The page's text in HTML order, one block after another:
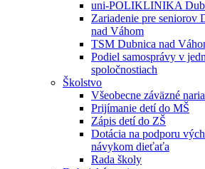
uni-POLIKLINIKA
Zariadenie pre seniorov
nad Váhom
TSM Dubnica nad
Podiel samosprávy v
spoločnostiach
Školstvo
Všeobecne záväzné
Prijímanie detí do MŠ
Zápis detí do ZŠ
Dotácia na podporu
návykom dieťaťa
Rada školy